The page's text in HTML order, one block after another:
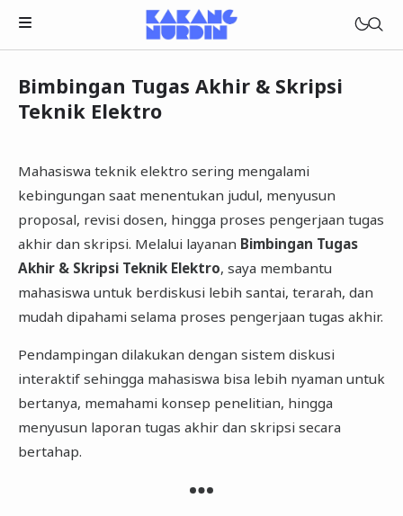
Bimbingan Tugas Akhir & Skripsi
Teknik Elektro
Mahasiswa teknik elektro sering mengalami
kebingungan saat menentukan judul, menyusun
proposal, revisi dosen, hingga proses pengerjaan tugas
akhir dan skripsi. Melalui layanan Bimbingan Tugas
Akhir & Skripsi Teknik Elektro, saya membantu
mahasiswa untuk berdiskusi lebih santai, terarah, dan
mudah dipahami selama proses pengerjaan tugas akhir.
Pendampingan dilakukan dengan sistem diskusi
interaktif sehingga mahasiswa bisa lebih nyaman untuk
bertanya, memahami konsep penelitian, hingga
menyusun laporan tugas akhir dan skripsi secara
bertahap.